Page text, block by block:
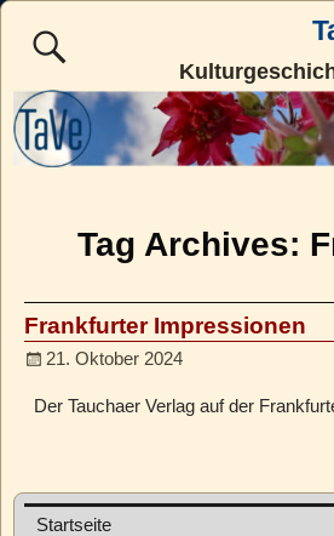
Tag Archives:
Frankfurter Impressionen
21. Oktober 2024
Der Tauchaer Verlag auf der
Startseite